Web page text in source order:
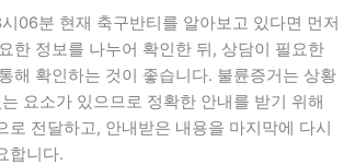
06분 현재 축구반티를 알아보고 있다면 먼저
한 정보를 나누어 확인한 뒤, 상담이 필요한
해 확인하는 것이 좋습니다. 불륜증거는 상황
요소가 있으므로 정확한 안내를 받기 위해
로 전달하고, 안내받은 내용을 마지막에 다시
합니다.